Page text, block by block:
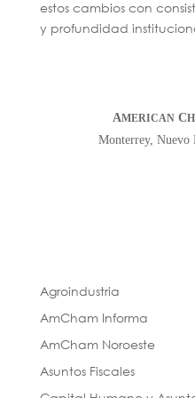
estos cambios con
y profundidad
AMERICANC
Monterrey, Nuevo
Agroindustria
AmCham Informa
AmCham Noroeste
Asuntos Fiscales